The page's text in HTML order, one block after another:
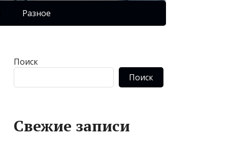
Разное
Поиск
Поиск
Свежие записи